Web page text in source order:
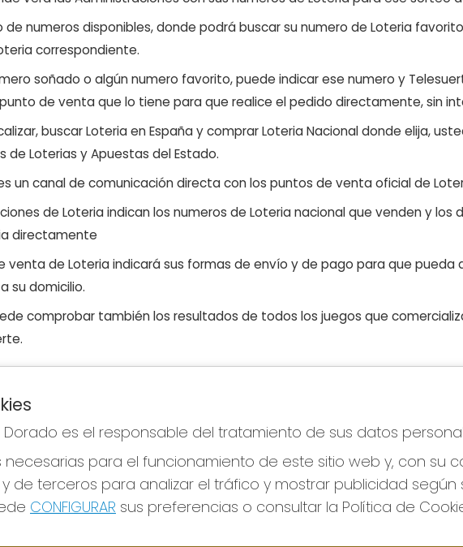
de numeros disponibles, donde podrá buscar su numero de Loteria
correspondiente.
soñado o algún numero favorito, puede indicar ese numero y
de venta que lo tiene para que realice el pedido directamente, sin
buscar Loteria en España y comprar Loteria Nacional donde elija,
de Loterias y Apuestas del Estado.
un canal de comunicación directa con los puntos de venta oficial de
de Loteria indican los numeros de Loteria nacional que venden y los
directamente
venta de Loteria indicará sus formas de envío y de pago para que pueda
su domicilio.
comprobar también los resultados de todos los juegos que
DORADO
ADMINISTRACION DE LOTERIAS Nº76-VALENCIA
Clica aquí para contactar por WhatsApp
676642156
Dorado es el responsable del tratamiento de sus datos
necesarias para el funcionamiento de este sitio web y, con su
de terceros para analizar el tráfico y mostrar publicidad según
CONFIGURAR sus preferencias o consultar la Política de